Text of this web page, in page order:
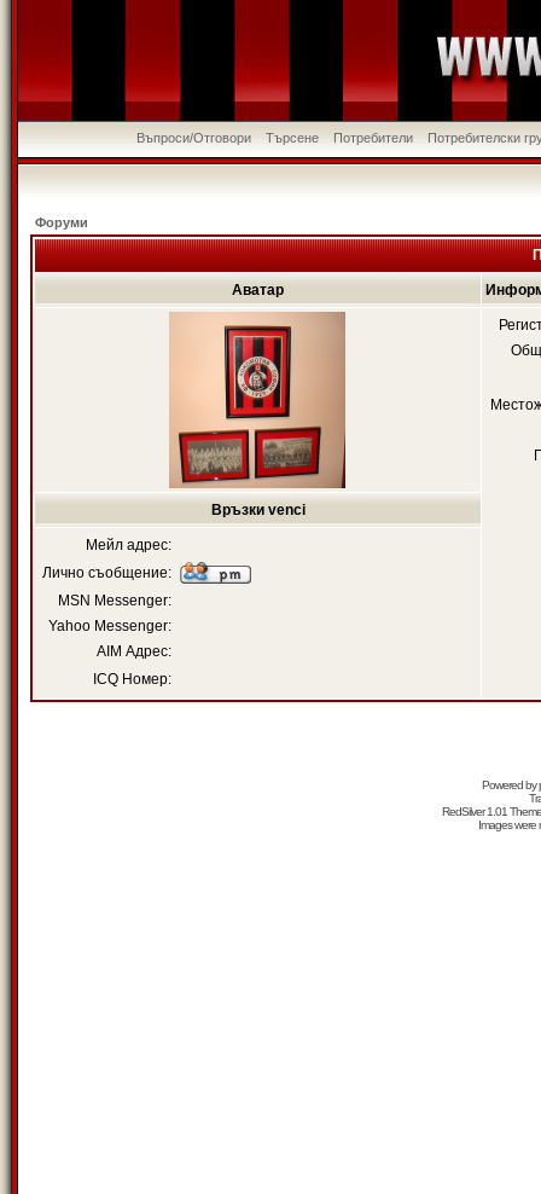
Въпроси/Отговори Търсене Потребители Потребителски
Форуми
Аватар
Връзки venci
Мейл адрес:
Лично съобщение:
MSN Messenger:
Yahoo Messenger:
AIM Адрес:
ICQ Номер:
Powered by
RedSilver 1.01
Images were